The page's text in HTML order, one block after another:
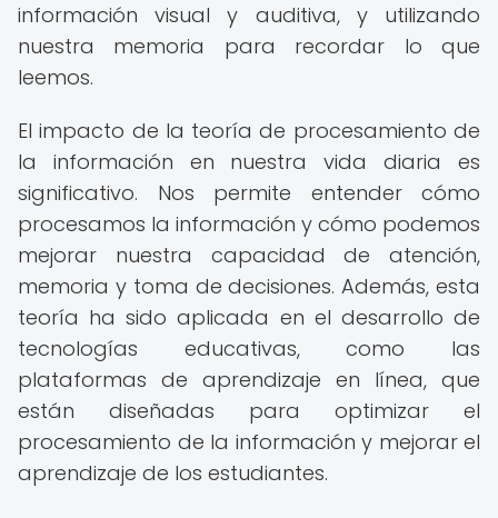
información visual y auditiva, y utilizando
nuestra memoria para recordar lo que
leemos.
El impacto de la teoría de procesamiento de
la información en nuestra vida diaria es
significativo. Nos permite entender cómo
procesamos la información y cómo podemos
mejorar nuestra capacidad de atención,
memoria y toma de decisiones. Además, esta
teoría ha sido aplicada en el desarrollo de
tecnologías educativas, como las
plataformas de aprendizaje en línea, que
están diseñadas para optimizar el
procesamiento de la información y mejorar el
aprendizaje de los estudiantes.